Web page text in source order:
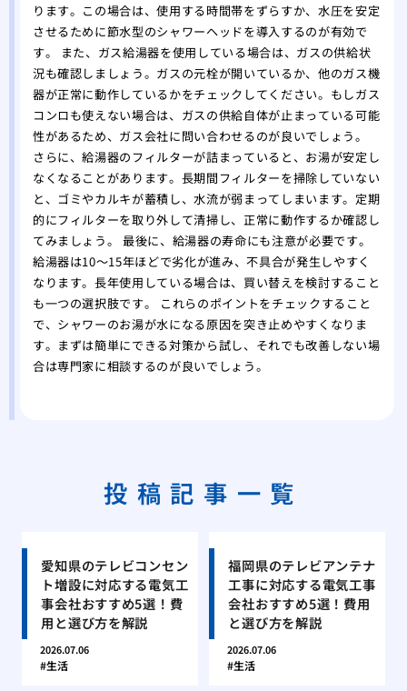
ります。この場合は、使用する時間帯をずらすか、水圧を安定
させるために節水型のシャワーヘッドを導入するのが有効で
す。 また、ガス給湯器を使用している場合は、ガスの供給状
況も確認しましょう。ガスの元栓が開いているか、他のガス機
器が正常に動作しているかをチェックしてください。もしガス
コンロも使えない場合は、ガスの供給自体が止まっている可能
性があるため、ガス会社に問い合わせるのが良いでしょう。
さらに、給湯器のフィルターが詰まっていると、お湯が安定し
なくなることがあります。長期間フィルターを掃除していない
と、ゴミやカルキが蓄積し、水流が弱まってしまいます。定期
的にフィルターを取り外して清掃し、正常に動作するか確認し
てみましょう。 最後に、給湯器の寿命にも注意が必要です。
給湯器は10〜15年ほどで劣化が進み、不具合が発生しやすく
なります。長年使用している場合は、買い替えを検討すること
も一つの選択肢です。 これらのポイントをチェックすること
で、シャワーのお湯が水になる原因を突き止めやすくなりま
す。まずは簡単にできる対策から試し、それでも改善しない場
合は専門家に相談するのが良いでしょう。
投稿記事一覧
愛知県のテレビコンセン
ト増設に対応する電気工
事会社おすすめ5選！費
用と選び方を解説
2026.07.06
生活
福岡県のテレビアンテナ
工事に対応する電気工事
会社おすすめ5選！費用
と選び方を解説
2026.07.06
生活